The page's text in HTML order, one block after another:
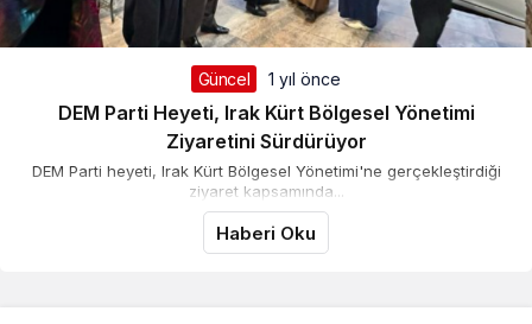
Güncel 1 yıl önce
DEM Parti Heyeti, Irak Kürt Bölgesel Yönetimi
Ziyaretini Sürdürüyor
DEM Parti heyeti, Irak Kürt Bölgesel Yönetimi'ne gerçekleştirdiği
ziyaret kapsamında...
Haberi Oku